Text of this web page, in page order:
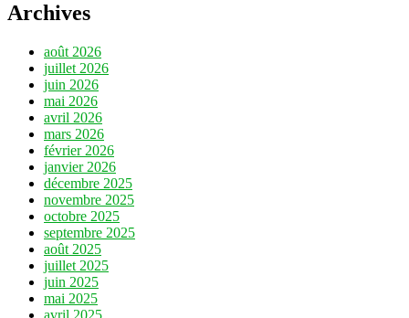
Archives
août 2026
juillet 2026
juin 2026
mai 2026
avril 2026
mars 2026
février 2026
janvier 2026
décembre 2025
novembre 2025
octobre 2025
septembre 2025
août 2025
juillet 2025
juin 2025
mai 2025
avril 2025